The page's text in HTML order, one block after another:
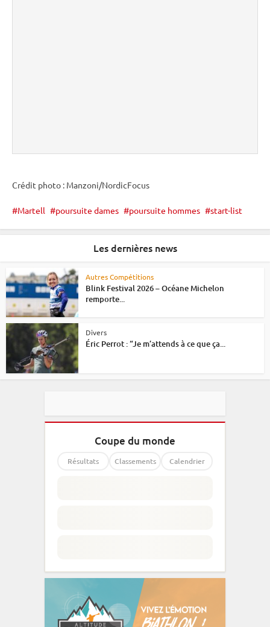
Crédit photo : Manzoni/NordicFocus
Martell poursuite dames poursuite hommes start-list
Les dernières news
Autres Compétitions
Blink Festival 2026 – Océane Michelon
remporte...
Divers
Éric Perrot : “Je m’attends à ce que ça...
Coupe du monde
Résultats Classements Calendrier